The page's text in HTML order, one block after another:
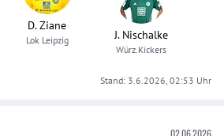
D. Ziane
Lok Leipzig J. Nischalke
Würz.Kickers
Stand: 3.6.2026, 02:53 Uhr
02.06.2026